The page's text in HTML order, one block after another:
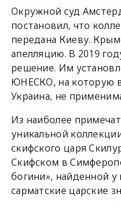
Окружной суд
постановил, что
передана Киеву.
апелляцию. В 2019
решение. Им
ЮНЕСКО, на которую в
Украина, не
Из наиболее
уникальной
скифского царя
Скифском в
богини», найденной
сарматские царские